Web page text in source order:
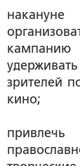
зрителей
кино;